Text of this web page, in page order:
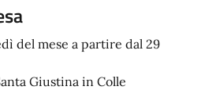
del mese a partire dal 29
Giustina in Colle